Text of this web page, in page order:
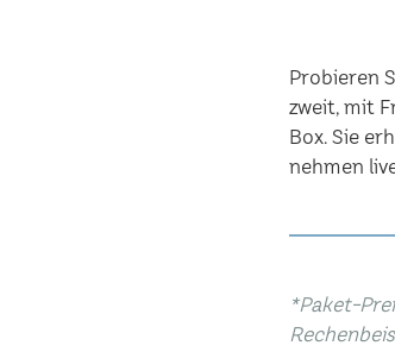
Probieren
zweit, mit
Box. Sie
nehmen
*Paket-